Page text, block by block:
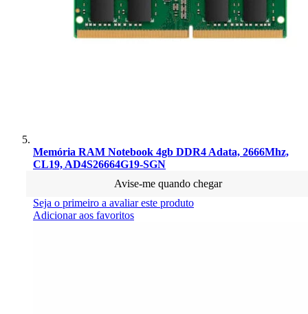
Memória RAM Notebook 4gb DDR4 Adata, 2666Mhz,
CL19, AD4S26664G19-SGN
Avise-me quando chegar
Seja o primeiro a avaliar este produto
Adicionar aos favoritos